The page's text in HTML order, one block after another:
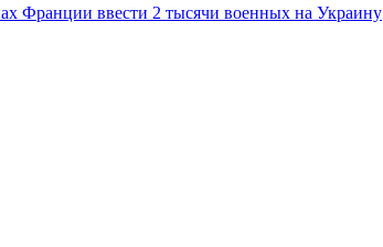
Франции ввести 2 тысячи военных на Украину